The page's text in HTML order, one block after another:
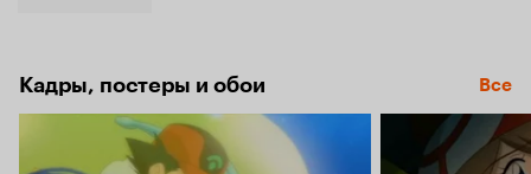
Кадры, постеры и обои Все